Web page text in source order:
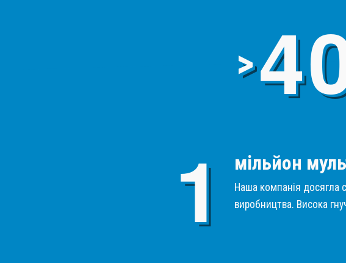
>
1
мільйон
Наша компанія досягла
виробництва. Висока